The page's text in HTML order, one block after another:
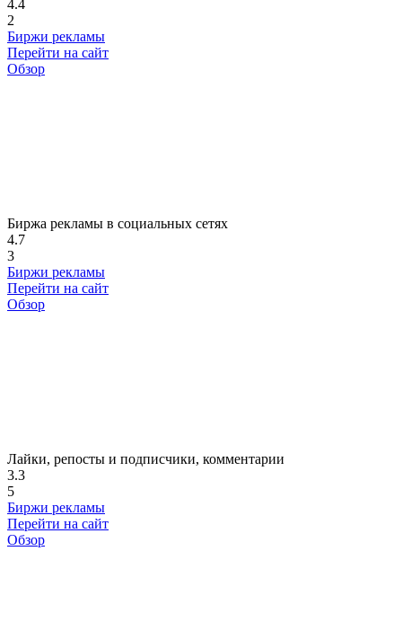
4.4
2
Биржи рекламы
Перейти на сайт
Обзор
Биржа рекламы в социальных сетях
4.7
3
Биржи рекламы
Перейти на сайт
Обзор
Лайки, репосты и подписчики, комментарии
3.3
5
Биржи рекламы
Перейти на сайт
Обзор